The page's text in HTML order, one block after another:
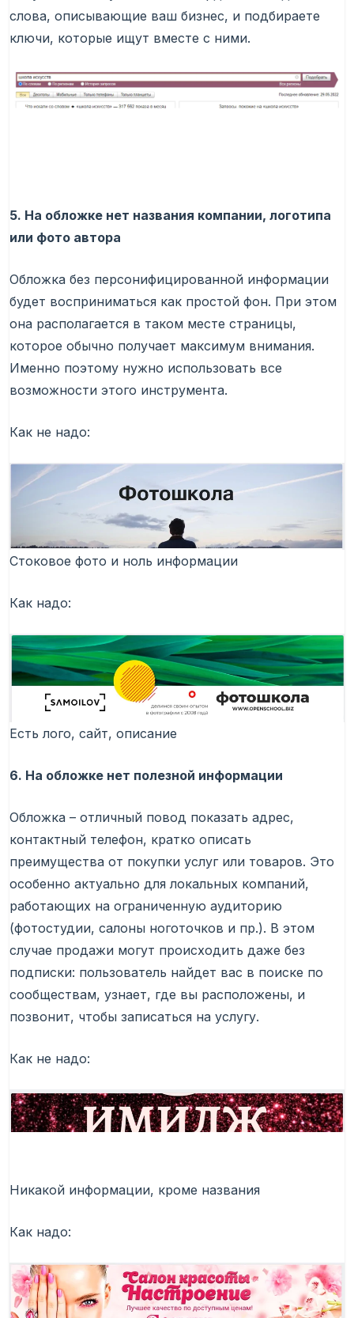
слова, описывающие ваш бизнес, и подбираете
ключи, которые ищут вместе с ними.
5. На обложке нет названия компании, логотипа
или фото автора
Обложка без персонифицированной информации
будет восприниматься как простой фон. При этом
она располагается в таком месте страницы,
которое обычно получает максимум внимания.
Именно поэтому нужно использовать все
возможности этого инструмента.
Как не надо:
Стоковое фото и ноль информации
Как надо:
Есть лого, сайт, описание
6. На обложке нет полезной информации
Обложка – отличный повод показать адрес,
контактный телефон, кратко описать
преимущества от покупки услуг или товаров. Это
особенно актуально для локальных компаний,
работающих на ограниченную аудиторию
(фотостудии, салоны ноготочков и пр.). В этом
случае продажи могут происходить даже без
подписки: пользователь найдет вас в поиске по
сообществам, узнает, где вы расположены, и
позвонит, чтобы записаться на услугу.
Как не надо:
Никакой информации, кроме названия
Как надо: